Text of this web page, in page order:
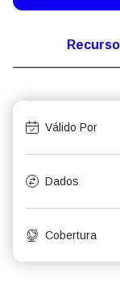
Válido Por
Dados
Cobertura